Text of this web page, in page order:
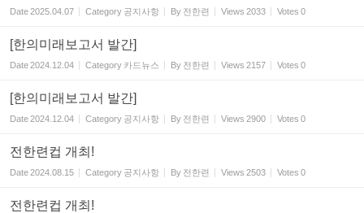
Date2025.04.07 Category 공지사항 By 전한련 Views 2033 Votes 0
[한의미래보고서 발간]
Date2024.12.04 Category 카드뉴스 By 전한련 Views 2157 Votes 0
[한의미래보고서 발간]
Date2024.12.04 Category 공지사항 By 전한련 Views 2900 Votes 0
전한련컵 개최!
Date2024.08.15 Category 공지사항 By 전한련 Views 2503 Votes 0
전한련컵 개최!